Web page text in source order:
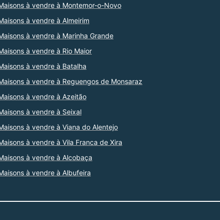
à vendre à Montemor-o-Novo
à vendre à Almeirim
à vendre à Marinha Grande
à vendre à Rio Maior
à vendre à Batalha
à vendre à Reguengos de Monsaraz
à vendre à Azeitão
à vendre à Seixal
à vendre à Viana do Alentejo
à vendre à Vila Franca de Xira
à vendre à Alcobaça
à vendre à Albufeira